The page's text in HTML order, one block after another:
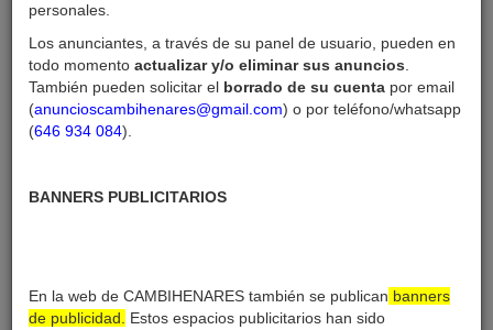
personales.
Los anunciantes, a través de su panel de usuario, pueden en
todo momento actualizar y/o eliminar sus anuncios
También pueden solicitar el borrado de su cuenta por email
(anuncioscambihenares@gmail.com) o por teléfono/whatsapp
(646 934 084).
BANNERS PUBLICITARIOS
En la web de CAMBIHENARES también se publican banners
de publicidad.
Estos espacios publicitarios han sido
성에서권장하 육성사업장과제휴. 와 함께최첨단인프라및 커뮤니티
서비스
신광교클라우드시티
재정 미래의고급형작업 공간,장성공 에
서아주 경쟁적설정은.
11-01-25